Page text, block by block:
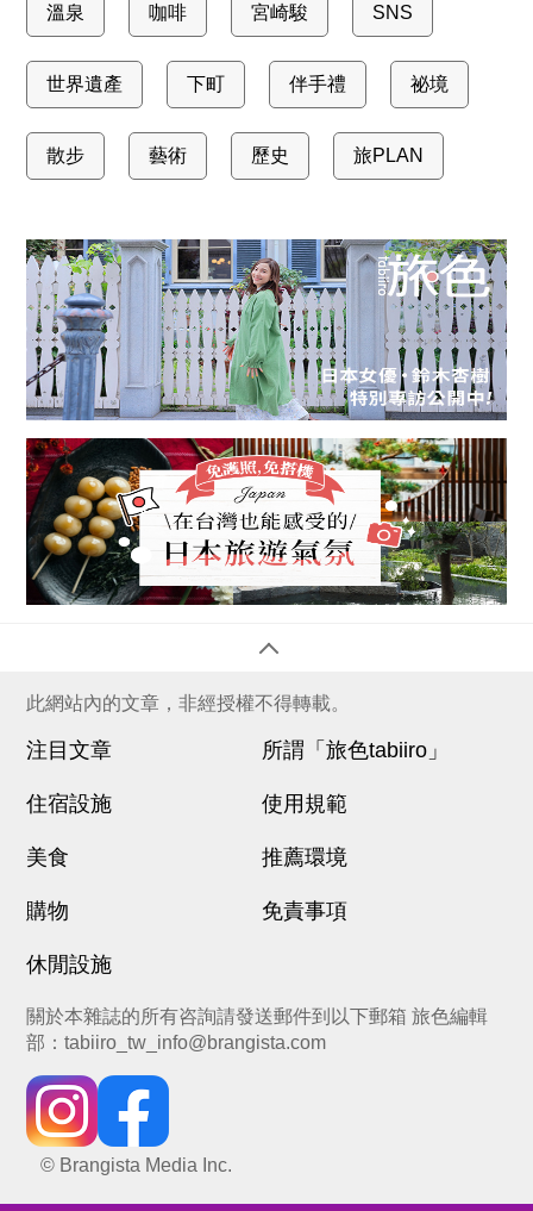
溫泉 咖啡 宮崎駿 SNS
世界遺產 下町 伴手禮 祕境
散步 藝術 歷史 旅PLAN
此網站內的文章，非經授權不得轉載。
注目文章
住宿設施
美食
購物
休閒設施
所謂「旅色tabiiro」
使用規範
推薦環境
免責事項
關於本雜誌的所有咨詢請發送郵件到以下郵箱 旅色編輯
部：tabiiro_tw_info@brangista.com
© Brangista Media Inc.